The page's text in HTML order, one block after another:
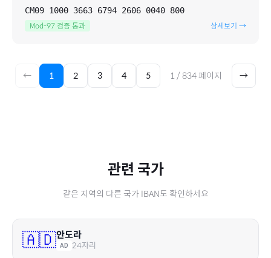
CM09 1000 3663 6794 2606 0040 800
Mod-97 검증 통과 상세보기 →
← 1 2 3 4 5 1 / 834페이지 →
관련 국가
같은 지역의 다른 국가 IBAN도 확인하세요
🇦🇩안도라
AD 24자리